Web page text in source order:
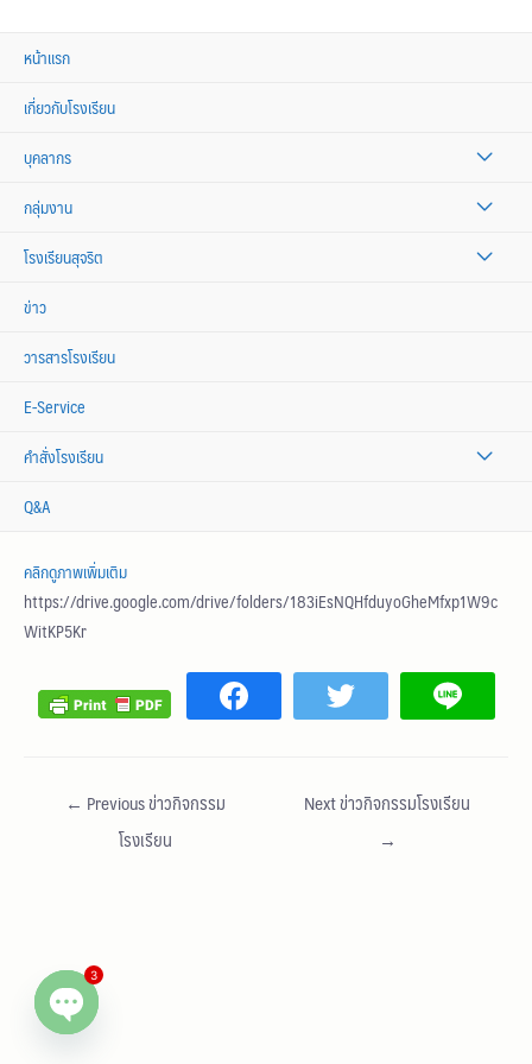
หน้าแรก
เกี่ยวกับโรงเรียน
บุคลากร
กลุ่มงาน
โรงเรียนสุจริต
ข่าว
วารสารโรงเรียน
E-Service
คำสั่งโรงเรียน
Q&A
คลิกดูภาพเพิ่มเติม
https://drive.google.com/drive/folders/183iEsNQHfduyoGheMfxp1W9c
WitKP5Kr
← Previous ข่าวกิจกรรม
โรงเรียน
Next ข่าวกิจกรรมโรงเรียน
→
3